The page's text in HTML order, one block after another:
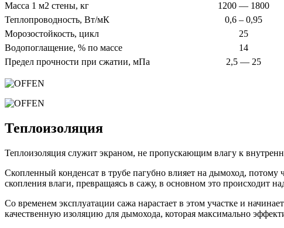
Масса 1 м2 стены, кг
1200 — 1800
Теплопроводность, Вт/мК
0,6 – 0,95
Морозостойкость, цикл
25
Водопоглащение, % по массе
14
Предел прочности при сжатии, мПа
2,5 — 25
Теплоизоляция
Теплоизоляция служит экраном, не пропускающим влагу к
Скопленный конденсат в трубе пагубно влияет на дымоход, потому
скопления влаги, превращаясь в сажу, в основном это происходит
Со временем эксплуатации сажа нарастает в этом участке и
качественную изоляцию для дымохода, которая максимально